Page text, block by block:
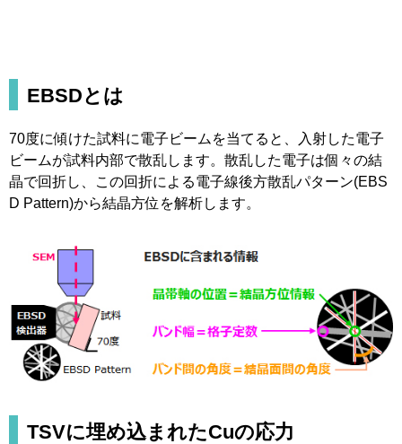
EBSDとは
70度に傾けた試料に電子ビームを当てると、入射した電子
ビームが試料内部で散乱します。散乱した電子は個々の結
晶で回折し、この回折による電子線後方散乱パターン(EBS
D Pattern)から結晶方位を解析します。
TSVに埋め込まれたCuの応力